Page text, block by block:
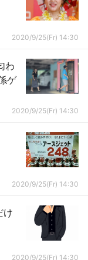
2020/9/25(Fr) 14:30
わ
ゲ
2020/9/25(Fr) 14:30
2020/9/25(Fr) 14:30
け
2020/9/25(Fr) 14:30